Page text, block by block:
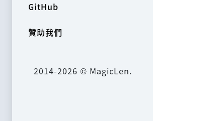
GitHub
贊助我們
2014-2026 © MagicLen.